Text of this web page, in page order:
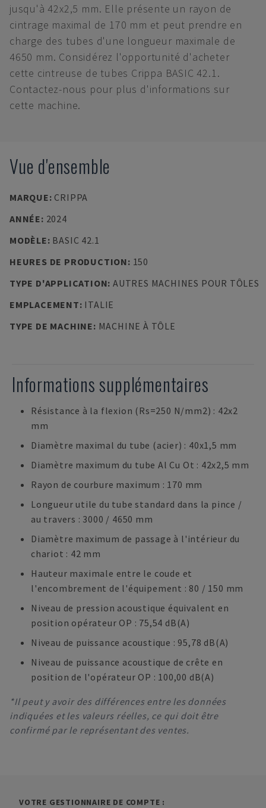
jusqu'à 42x2,5 mm. Elle présente un rayon de
cintrage maximal de 170 mm et peut prendre en
charge des tubes d'une longueur maximale de
4650 mm. Considérez l'opportunité d'acheter
cette cintreuse de tubes Crippa BASIC 42.1.
Contactez-nous pour plus d'informations sur
cette machine.
Vue d'ensemble
MARQUE: CRIPPA
ANNÉE: 2024
MODÈLE: BASIC 42.1
HEURES DE PRODUCTION: 150
TYPE D'APPLICATION: AUTRES MACHINES POUR TÔLES
EMPLACEMENT: ITALIE
TYPE DE MACHINE: MACHINE À TÔLE
Informations supplémentaires
Résistance à la flexion (Rs=250 N/mm2) : 42x2
mm
Diamètre maximal du tube (acier) : 40x1,5 mm
Diamètre maximum du tube Al Cu Ot : 42x2,5 mm
Rayon de courbure maximum : 170 mm
Longueur utile du tube standard dans la pince /
au travers : 3000 / 4650 mm
Diamètre maximum de passage à l'intérieur du
chariot : 42 mm
Hauteur maximale entre le coude et
l'encombrement de l'équipement : 80 / 150 mm
Niveau de pression acoustique équivalent en
position opérateur OP : 75,54 dB(A)
Niveau de puissance acoustique : 95,78 dB(A)
Niveau de puissance acoustique de crête en
position de l'opérateur OP : 100,00 dB(A)
*Il peut y avoir des différences entre les données
indiquées et les valeurs réelles, ce qui doit être
confirmé par le représentant des ventes.
VOTRE GESTIONNAIRE DE COMPTE :